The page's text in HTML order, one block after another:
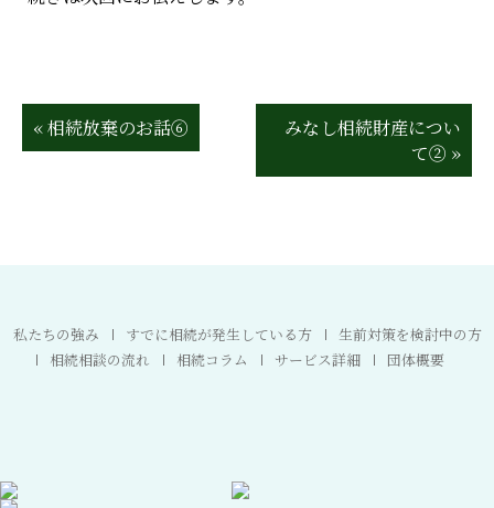
« 相続放棄のお話⑥
みなし相続財産につい
て② »
私たちの強み すでに相続が発生している方
生前対策を検討中の方
相続相談の流れ
相続コラム サービス詳細 団体概要